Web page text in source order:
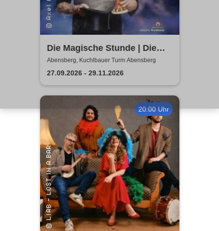
Die Magische Stunde | Die
Zaubershow im Kuchlbauer
Turm mit Axel Adams
Abensberg, Kuchlbauer Turm Abensberg
27.09.2026 - 29.11.2026
20:00 Uhr